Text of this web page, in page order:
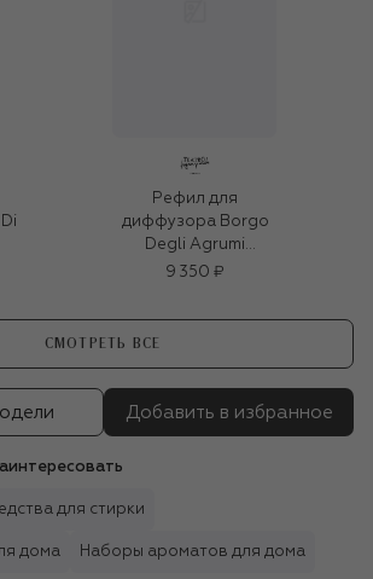
Рефил для
диффузора Borgo
Degli Agrumi
(500ml)
9 350 ₽
СМОТРЕТЬ ВСЕ
Добавить в избранное
для стирки
дома Наборы ароматов для дома